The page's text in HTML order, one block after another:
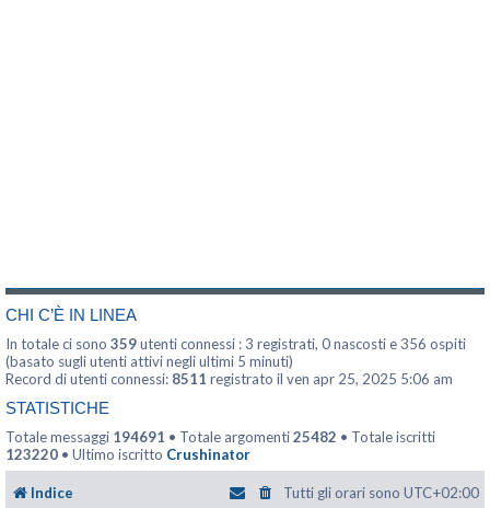
CHI C’È IN LINEA
In totale ci sono 359utenti connessi : 3 registrati, 0 nascosti e 356 ospiti
(basato sugli utenti attivi negli ultimi 5 minuti)
Record di utenti connessi: 8511 registrato il ven apr 25, 2025 5:06 am
STATISTICHE
Totale messaggi 194691 • Totale argomenti25482 • Totale iscritti
123220 • Ultimo iscritto Crushinator
Indice Tutti gli orari sono UTC+02:00